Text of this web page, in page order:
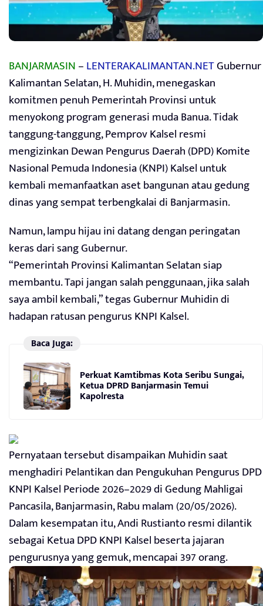
BANJARMASIN–LENTERAKALIMANTAN.NETGubernur
Kalimantan Selatan, H. Muhidin, menegaskan
komitmen penuh Pemerintah Provinsi untuk
menyokong program generasi muda Banua. Tidak
tanggung-tanggung, Pemprov Kalsel resmi
mengizinkan Dewan Pengurus Daerah (DPD) Komite
Nasional Pemuda Indonesia (KNPI) Kalsel untuk
kembali memanfaatkan aset bangunan atau gedung
dinas yang sempat terbengkalai di Banjarmasin.
Namun, lampu hijau ini datang dengan peringatan
keras dari sang Gubernur.
“Pemerintah Provinsi Kalimantan Selatan siap
membantu. Tapi jangan salah penggunaan, jika salah
saya ambil kembali,” tegas Gubernur Muhidin di
hadapan ratusan pengurus KNPI Kalsel.
Baca Juga:
Perkuat Kamtibmas Kota Seribu Sungai,
Ketua DPRD Banjarmasin Temui
Kapolresta
Pernyataan tersebut disampaikan Muhidin saat
menghadiri Pelantikan dan Pengukuhan Pengurus DPD
KNPI Kalsel Periode 2026–2029 di Gedung Mahligai
Pancasila, Banjarmasin, Rabu malam (20/05/2026).
Dalam kesempatan itu, Andi Rustianto resmi dilantik
sebagai Ketua DPD KNPI Kalsel beserta jajaran
pengurusnya yang gemuk, mencapai 397 orang.